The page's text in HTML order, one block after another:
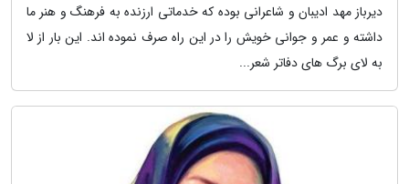
دیرباز مهد ادیبان و شاعرانی بوده که خدماتی ارزنده به فرهنگ و هنر ما
داشته و عمر و جوانی خویش را در این راه صرف نموده اند. این بار از لا
به لای برگ های دفاتر شعر...